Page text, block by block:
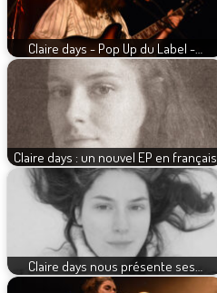
Claire days - Pop Up du Label -…
Claire days : un nouvel EP en français
Claire days nous présente ses…